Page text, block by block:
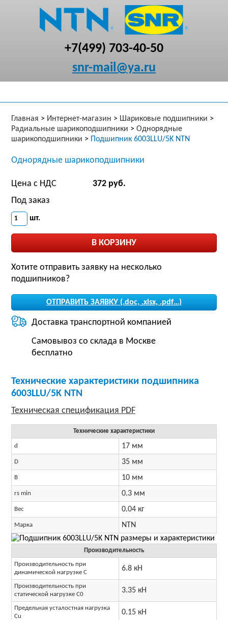
+7(499) 703-40-50
snr-mail@ya.ru
Главная > Интернет-магазин > Шариковые подшипники >
Радиальные шарикоподшипники > Однорядные
шарикоподшипники > Подшипник 6003LLU/5K NTN
Однорядные шарикоподшипники
Цена с НДС
372 руб.
Под заказ
шт.
Хотите отправить заявку на несколько
подшипников?
ОТПРАВИТЬ ЗАЯВКУ (.doc, .xlsx, .pdf…)
Доставка транспортной компанией
Самовывоз со склада в Москве
бесплатно
Технические характеристики подшипника
6003LLU/5K NTN
Технические характеристики
d 17 мм
D 35 мм
B 10 мм
rs min 0.3 мм
Вес 0.04 кг
Марка NTN
Производительность
Производительность при
динамической нагрузке C
6.8 кН
Производительность при
статической нагрузке C0
3.35 кН
Предельная усталостная нагрузка
Cu
0.15 кН